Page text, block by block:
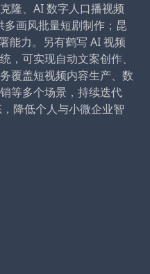
隆、AI 数字人口播视频
画风批量短剧制作；昆
能力。另有鹤写 AI 视频
，可实现自动文案创作、
覆盖短视频内容生产、数
等多个场景，持续迭代
降低个人与小微企业智